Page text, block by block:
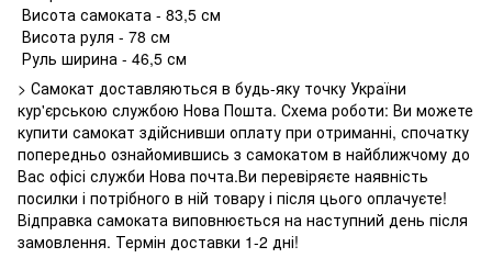
Висота самоката - 83,5 см
Висота руля - 78 см
Руль ширина - 46,5 см
> Самокат доставляються в будь-яку точку України
кур'єрською службою Нова Пошта. Схема роботи: Ви можете
купити самокат здійснивши оплату при отриманні, спочатку
попередньо ознайомившись з самокатом в найближчому до
Вас офісі служби Нова почта.Ви перевіряєте наявність
посилки і потрібного в ній товару і після цього оплачуєте!
Відправка самоката виповнюється на наступний день після
замовлення. Термін доставки 1-2 дні!